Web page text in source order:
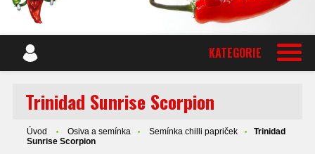
KATEGORIE
Trinidad Sunrise Scorpion
Úvod Osiva a semínka Semínka chilli papriček
Trinidad
Sunrise Scorpion